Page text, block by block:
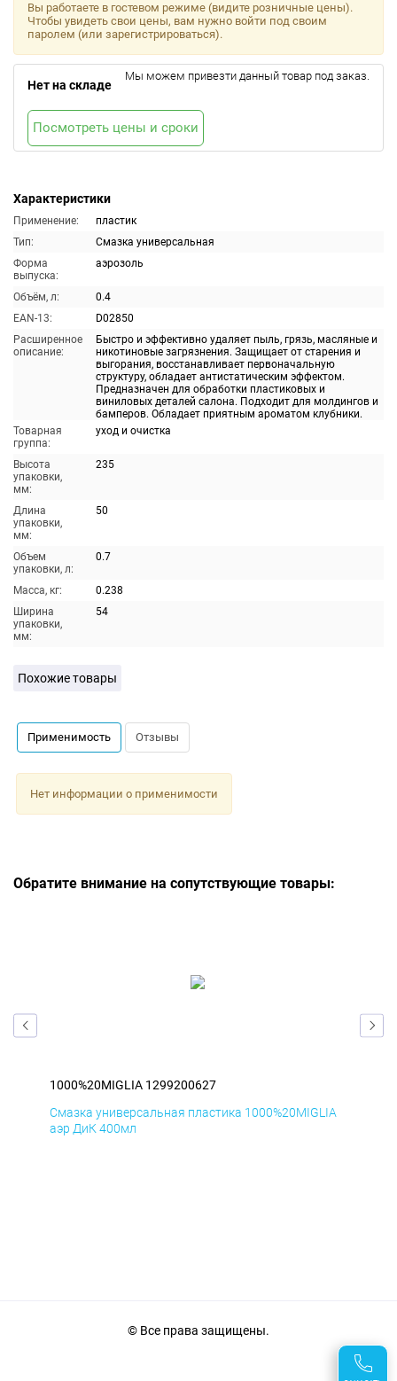
Характеристики
Применение:
пластик
Тип:
Смазка универсальная
Форма
выпуска:
аэрозоль
Объём, л:
0.4
EAN-13:
D02850
Расширенное
описание:
Быстро и эффективно удаляет пыль, грязь, масляные и
никотиновые загрязнения. Защищает от старения и
выгорания, восстанавливает первоначальную
структуру, обладает антистатическим эффектом.
Предназначен для обработки пластиковых и
виниловых деталей салона. Подходит для молдингов и
бамперов. Обладает приятным ароматом клубники.
Товарная
группа:
уход и очистка
Высота
упаковки,
мм:
235
Длина
упаковки,
мм:
50
Объем
упаковки, л:
0.7
Масса, кг:
0.238
Ширина
упаковки,
мм:
54
Вы работаете в гостевом режиме (видите розничные цены).
Чтобы увидеть свои цены, вам нужно войти под своим
паролем (или зарегистрироваться).
Нет на складе
Мы можем привезти данный товар под заказ.
Посмотреть цены и сроки
Похожие товары
Применимость Отзывы
Нет информации о применимости
Обратите внимание на сопутствующие товары:
1000%20MIGLIA 1299200627
Смазка универсальная пластика 1000%20MIGLIA
аэр ДиК 400мл
© Все права защищены.